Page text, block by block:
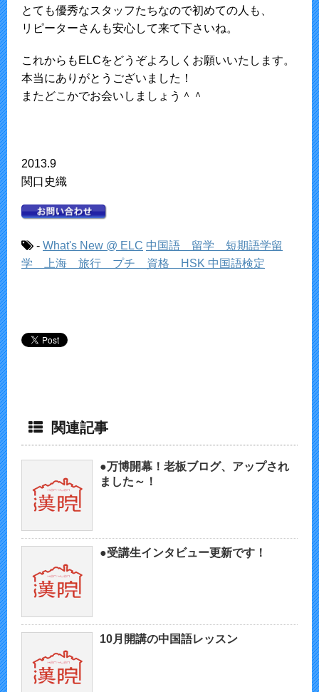
とても優秀なスタッフたちなので初めての人も、
リピーターさんも安心して来て下さいね。
これからもELCをどうぞよろしくお願いいたします。
本当にありがとうございました！
またどこかでお会いしましょう＾＾
2013.9
関口史織
- What's New @ ELC 中国語 留学 短期語学留
学 上海 旅行 プチ 資格 HSK 中国語検定
関連記事
●万博開幕！老板ブログ、アップされ
ました～！
●受講生インタビュー更新です！
10月開講の中国語レッスン